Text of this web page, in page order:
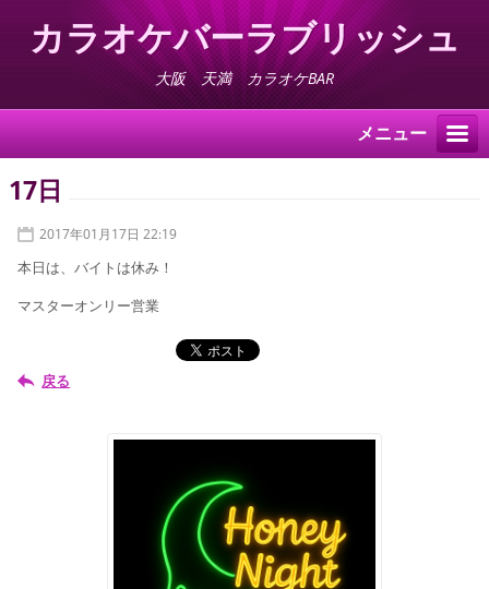
カラオケバーラブリッシュ
大阪 天満 カラオケBAR
メニュー
17日
2017年01月17日 22:19
本日は、バイトは休み！
マスターオンリー営業
戻る